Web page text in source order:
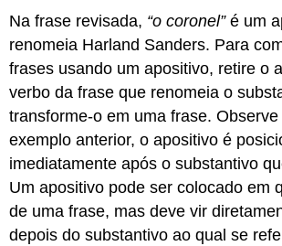
Na frase revisada, “o coronel”é um
renomeia Harland Sanders. Para
frases usando um apositivo, retire o
verbo da frase que renomeia o
transforme-o em uma frase.
exemplo anterior, o apositivo é
imediatamente após o substantivo
Um apositivo pode ser colocado em
de uma frase, mas deve vir
depois do substantivo ao qual se